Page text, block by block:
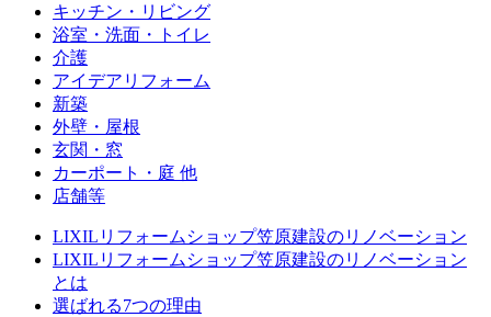
キッチン・リビング
浴室・洗面・トイレ
介護
アイデアリフォーム
新築
外壁・屋根
玄関・窓
カーポート・庭 他
店舗等
LIXILリフォームショップ笠原建設のリノベーション
LIXILリフォームショップ笠原建設のリノベーション
とは
選ばれる7つの理由